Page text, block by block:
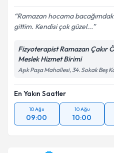
Ramazan hocama
gittim. Kendisi çok güzel...
Fizyoterapist Ramazan Çakır
Meslek Hizmet Birimi
Aşık Paşa Mahallesi, 34. Sokak Beş
En Yakın Saatler
10 Ağu
09:00
10 Ağu
10:00